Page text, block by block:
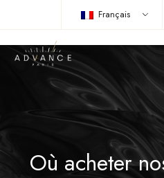
Français
Où acheter